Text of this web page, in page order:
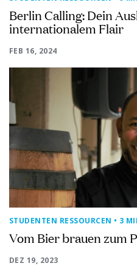
Berlin Calling: Dein
internationalem Flair
FEB 16, 2024
STUDENTEN RESSOURCEN • 3
Vom Bier brauen zum
DEZ 19, 2023